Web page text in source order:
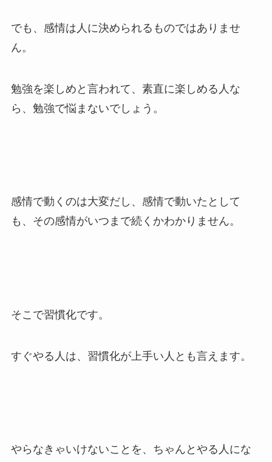
でも、感情は人に決められるものではありませ
ん。
勉強を楽しめと言われて、素直に楽しめる人な
ら、勉強で悩まないでしょう。
感情で動くのは大変だし、感情で動いたとして
も、その感情がいつまで続くかわかりません。
そこで習慣化です。
すぐやる人は、習慣化が上手い人とも言えます。
やらなきゃいけないことを、ちゃんとやる人にな